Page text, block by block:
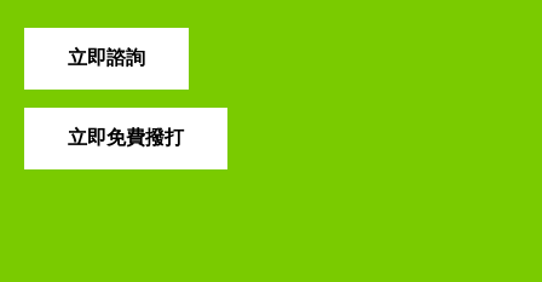
立即諮詢
立即免費撥打